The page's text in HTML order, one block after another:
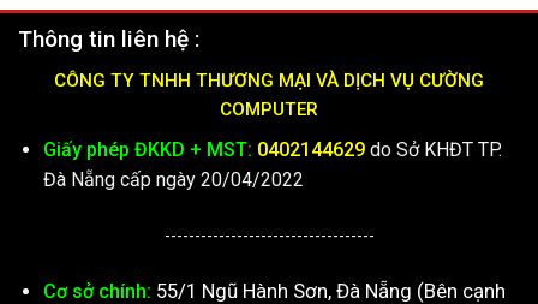
Thông tin liên hệ :
CÔNG TY TNHH THƯƠNG MẠI VÀ DỊCH VỤ CƯỜNG
COMPUTER
Giấy phép ĐKKD + MST: 0402144629do Sở KHĐT TP.
Đà Nẵng cấp ngày 20/04/2022
-----------------------------------
Cơ sở chính: 55/1 Ngũ Hành Sơn, Đà Nẵng (Bên cạnh